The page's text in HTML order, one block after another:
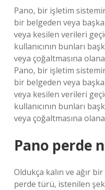
Pano, bir işletim
bir belgeden veya
veya kesilen verileri
kullanıcının bunları
veya çoğaltmasına
Pano, bir işletim
bir belgeden veya
veya kesilen verileri
kullanıcının bunları
veya çoğaltmasına
Pano perde
Oldukça kalın ve ağır
perde türü, istenilen